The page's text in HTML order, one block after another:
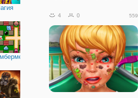
ужасно. Ей нужно лечение от
день. Отправляйтесь в больницу,
чтобы вылечить нашу героиню.
4 0 559